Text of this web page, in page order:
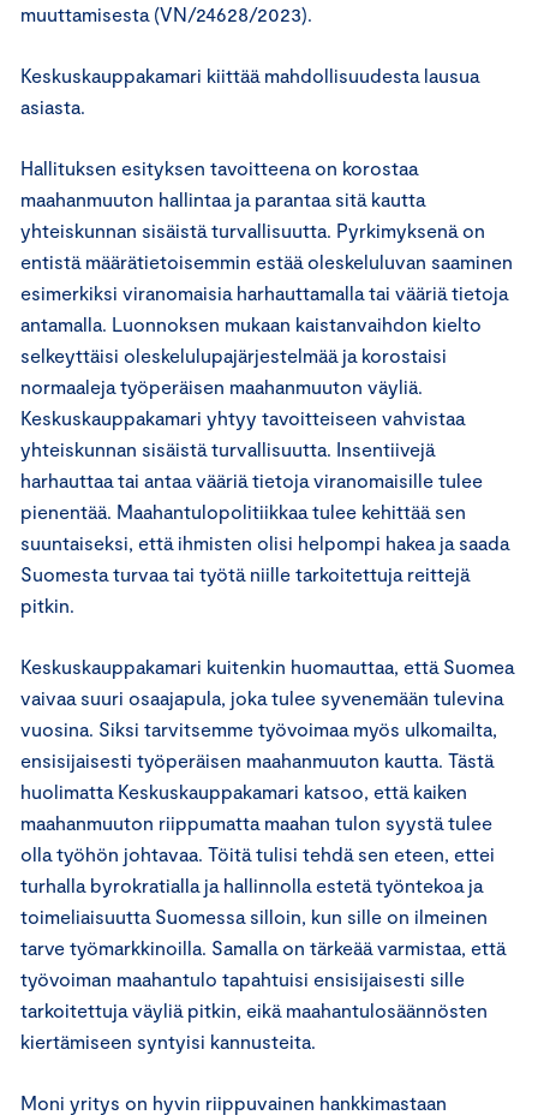
muuttamisesta (VN/24628/2023).
Keskuskauppakamari kiittää mahdollisuudesta lausua
asiasta.
Hallituksen esityksen tavoitteena on korostaa
maahanmuuton hallintaa ja parantaa sitä kautta
yhteiskunnan sisäistä turvallisuutta. Pyrkimyksenä on
entistä määrätietoisemmin estää oleskeluluvan saaminen
esimerkiksi viranomaisia harhauttamalla tai vääriä tietoja
antamalla. Luonnoksen mukaan kaistanvaihdon kielto
selkeyttäisi oleskelulupajärjestelmää ja korostaisi
normaaleja työperäisen maahanmuuton väyliä.
Keskuskauppakamari yhtyy tavoitteiseen vahvistaa
yhteiskunnan sisäistä turvallisuutta. Insentiivejä
harhauttaa tai antaa vääriä tietoja viranomaisille tulee
pienentää. Maahantulopolitiikkaa tulee kehittää sen
suuntaiseksi, että ihmisten olisi helpompi hakea ja saada
Suomesta turvaa tai työtä niille tarkoitettuja reittejä
pitkin.
Keskuskauppakamari kuitenkin huomauttaa, että Suomea
vaivaa suuri osaajapula, joka tulee syvenemään tulevina
vuosina. Siksi tarvitsemme työvoimaa myös ulkomailta,
ensisijaisesti työperäisen maahanmuuton kautta. Tästä
huolimatta Keskuskauppakamari katsoo, että kaiken
maahanmuuton riippumatta maahan tulon syystä tulee
olla työhön johtavaa. Töitä tulisi tehdä sen eteen, ettei
turhalla byrokratialla ja hallinnolla estetä työntekoa ja
toimeliaisuutta Suomessa silloin, kun sille on ilmeinen
tarve työmarkkinoilla. Samalla on tärkeää varmistaa, että
työvoiman maahantulo tapahtuisi ensisijaisesti sille
tarkoitettuja väyliä pitkin, eikä maahantulosäännösten
kiertämiseen syntyisi kannusteita.
Moni yritys on hyvin riippuvainen hankkimastaan